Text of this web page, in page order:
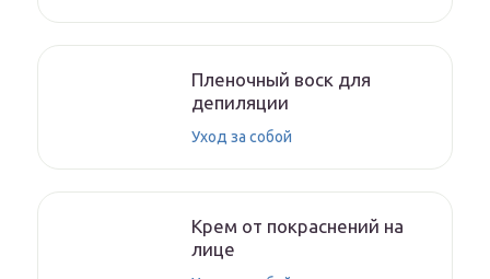
Пленочный воск для
депиляции
Уход за собой
Крем от покраснений на
лице